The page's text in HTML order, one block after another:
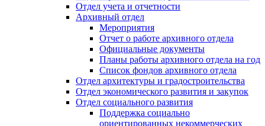
Отдел учета и отчетности
Архивный отдел
Мероприятия
Отчет о работе архивного отдела
Официальные документы
Планы работы архивного отдела на год
Список фондов архивного отдела
Отдел архитектуры и градостроительства
Отдел экономического развития и закупок
Отдел социального развития
Поддержка социально
ориентированных некоммерческих